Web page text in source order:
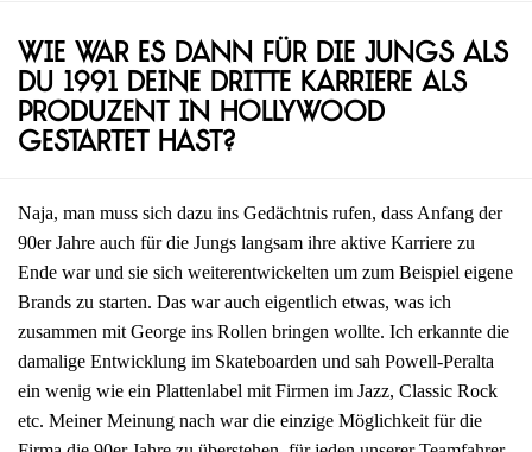
Wie war es dann für die Jungs als
du 1991 deine dritte Karriere als
Produzent in Hollywood
gestartet hast?
Naja, man muss sich dazu ins Gedächtnis rufen, dass Anfang der
90er Jahre auch für die Jungs langsam ihre aktive Karriere zu
Ende war und sie sich weiterentwickelten um zum Beispiel eigene
Brands zu starten. Das war auch eigentlich etwas, was ich
zusammen mit George ins Rollen bringen wollte. Ich erkannte die
damalige Entwicklung im Skateboarden und sah Powell-Peralta
ein wenig wie ein Plattenlabel mit Firmen im Jazz, Classic Rock
etc. Meiner Meinung nach war die einzige Möglichkeit für die